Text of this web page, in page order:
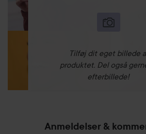
Tilføj dit eget billede
produktet. Del også
efterbillede!
Anmeldelser &